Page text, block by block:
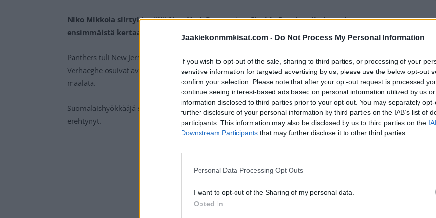
Jaakiekonmmkisat.com - Do Not Process My Personal Information
If you wish to opt-out of the sale, sharing to third parties, or processing of your
sensitive information for targeted advertising by us, please use the below opt-out
confirm your selection. Please note that after your opt-out request is processed
continue seeing interest-based ads based on personal information utilized by us
information disclosed to third parties prior to your opt-out. You may separately
further disclosure of your personal information by third parties on the IAB’s list of
participants. This information may also be disclosed by us to third parties on the
Downstream Participants that may further disclose it to other third parties.
Personal Data Processing Opt Outs
I want to opt-out of the Sharing of my personal data.
Opted In
Niko Mikkola siirtyi kesällä New York Rangersista Florida Panthersiin ja osui nyt
ensimmäistä kertaa uuden seuransa riveissä.
Panthers tuli New Jersey Devilsiä vastaan pelattuun otteluun vahvasti. Sam Reinhart sekä Carter
Verhaeghe osuivat avauserässä kerran mieheen, ja toisen erän puolivälissä oli Mikkolan vuoro
maalata.
Suomalaishyökkääjä sai Matthew Tkachukilta loistavan syötön takatolpalle, eikä hän paikastaan
erehtynyt.